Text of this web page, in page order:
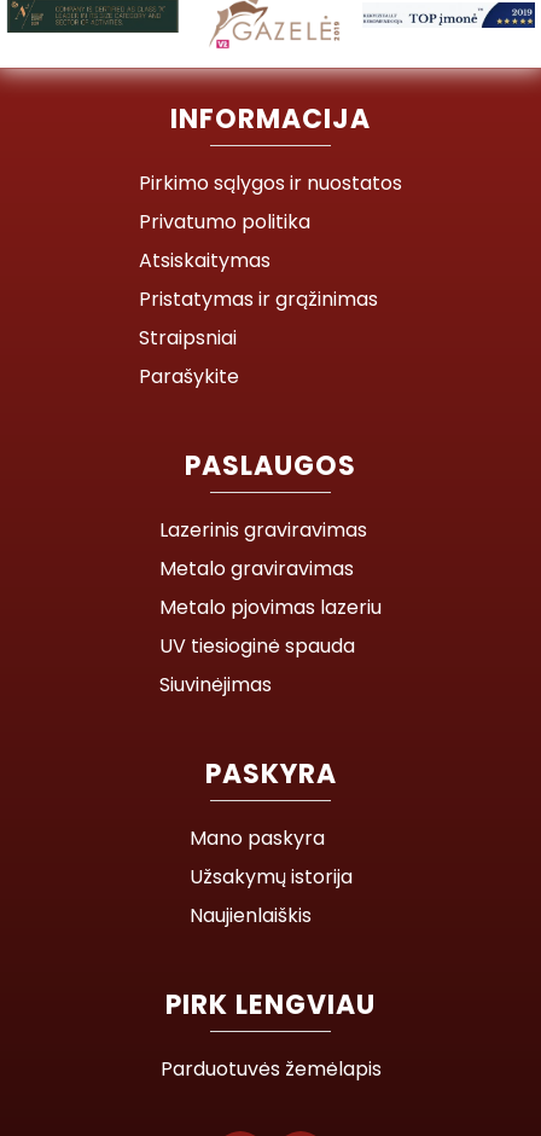
INFORMACIJA
Pirkimo sąlygos ir nuostatos
Privatumo politika
Atsiskaitymas
Pristatymas ir grąžinimas
Straipsniai
Parašykite
PASLAUGOS
Lazerinis graviravimas
Metalo graviravimas
Metalo pjovimas lazeriu
UV tiesioginė spauda
Siuvinėjimas
PASKYRA
Mano paskyra
Užsakymų istorija
Naujienlaiškis
PIRK LENGVIAU
Parduotuvės žemėlapis